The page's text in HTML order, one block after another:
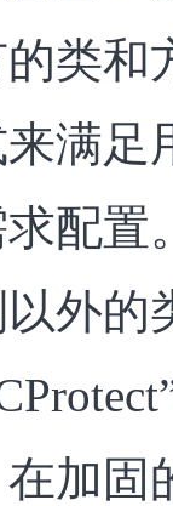
类和
满足
配置
外的
加固